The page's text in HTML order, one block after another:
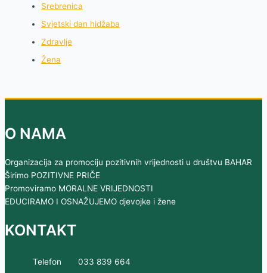
Srebrenica
Svjetski dan hidžaba
Zdravlje
Žena
O NAMA
Organizacija za promociju pozitivnih vrijednosti u društvu BAHAR
Širimo POZITIVNE PRIČE
Promoviramo MORALNE VRIJEDNOSTI
EDUCIRAMO I OSNAŽUJEMO djevojke i žene
KONTAKT
Telefon 033 839 664